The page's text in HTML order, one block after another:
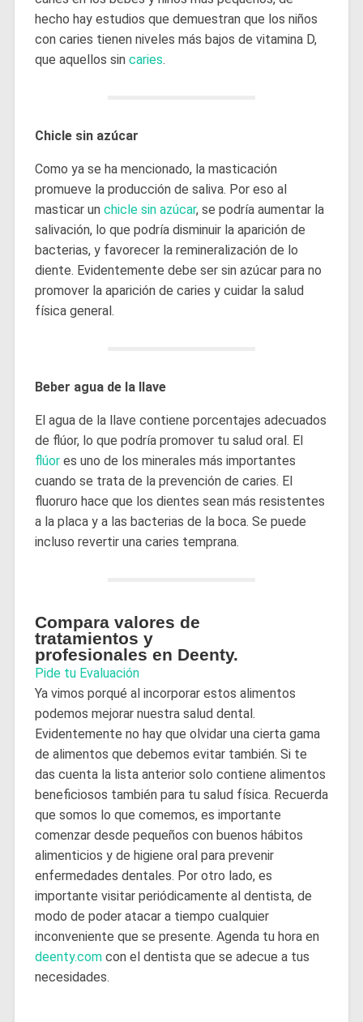
hecho hay estudios que demuestran que los niños
con caries tienen niveles más bajos de vitamina D,
que aquellos sin caries.
Chicle sin azúcar
Como ya se ha mencionado, la masticación
promueve la producción de saliva. Por eso al
masticar un chicle sin azúcar, se podría aumentar la
salivación, lo que podría disminuir la aparición de
bacterias, y favorecer la remineralización de lo
diente. Evidentemente debe ser sin azúcar para no
promover la aparición de caries y cuidar la salud
física general.
Beber agua de la llave
El agua de la llave contiene porcentajes adecuados
de flúor, lo que podría promover tu salud oral. El
flúores uno de los minerales más importantes
cuando se trata de la prevención de caries. El
fluoruro hace que los dientes sean más resistentes
a la placa y a las bacterias de la boca. Se puede
incluso revertir una caries temprana.
Compara valores de
tratamientos y
profesionales en Deenty.
Pide tu Evaluación
Ya vimos porqué al incorporar estos alimentos
podemos mejorar nuestra salud dental.
Evidentemente no hay que olvidar una cierta gama
de alimentos que debemos evitar también. Si te
das cuenta la lista anterior solo contiene alimentos
beneficiosos también para tu salud física. Recuerda
que somos lo que comemos, es importante
comenzar desde pequeños con buenos hábitos
alimenticios y de higiene oral para prevenir
enfermedades dentales. Por otro lado, es
importante visitar periódicamente al dentista, de
modo de poder atacar a tiempo cualquier
inconveniente que se presente. Agenda tu hora en
deenty.comcon el dentista que se adecue a tus
necesidades.